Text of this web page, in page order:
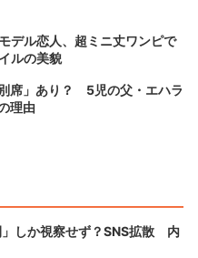
デル恋人、超ミニ丈ワンピで
ルの美貌
席」あり？ 5児の父・エハラ
理由
しか視察せず？SNS拡散 内